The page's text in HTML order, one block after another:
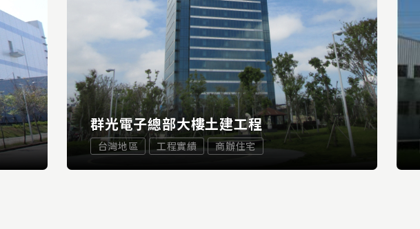
群光電子總部大樓土建工程
台灣地區 工程實績 商辦住宅